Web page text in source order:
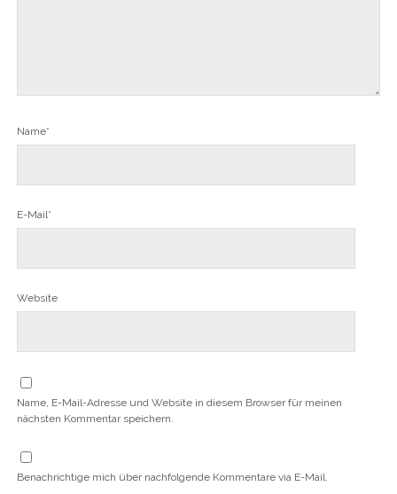
Name*
E-Mail*
Website
Name, E-Mail-Adresse und Website in diesem Browser für meinen
nächsten Kommentar speichern.
Benachrichtige mich über nachfolgende Kommentare via E-Mail.